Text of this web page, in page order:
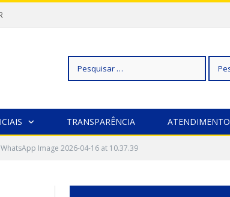
Pesquisar
por:
TRANSPARÊNCIA ATENDIMENTO
WhatsApp Image 2026-04-16 at 10.37.39